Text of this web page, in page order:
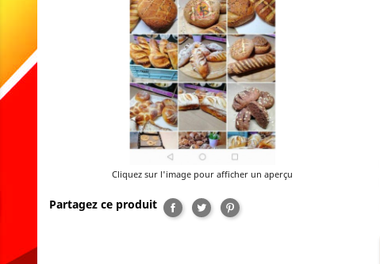
Cliquez sur l'image pour afficher un aperçu
Partagez ce produit Partager
TweetPinterest